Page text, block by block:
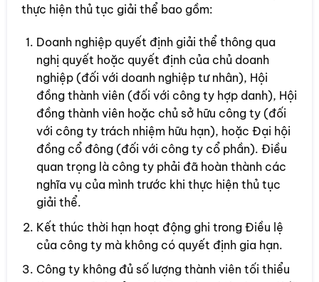
thực hiện thủ tục giải thể bao gồm:
Doanh nghiệp quyết định giải thể thông qua
nghị quyết hoặc quyết định của chủ doanh
nghiệp (đối với doanh nghiệp tư nhân), Hội
đồng thành viên (đối với công ty hợp danh), Hội
đồng thành viên hoặc chủ sở hữu công ty (đối
với công ty trách nhiệm hữu hạn), hoặc Đại hội
đồng cổ đông (đối với công ty cổ phần). Điều
quan trọng là công ty phải đã hoàn thành các
nghĩa vụ của mình trước khi thực hiện thủ tục
giải thể.
Kết thúc thời hạn hoạt động ghi trong Điều lệ
của công ty mà không có quyết định gia hạn.
Công ty không đủ số lượng thành viên tối thiểu